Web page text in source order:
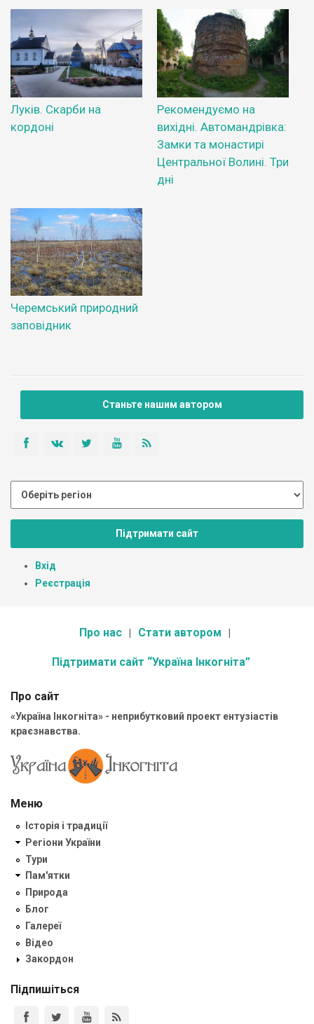
Луків. Скарби на
кордоні
Рекомендуємо на
вихідні. Автомандрівка:
Замки та монастирі
Центральної Волині. Три
дні
Черемський природний
заповідник
Станьте нашим автором
Підтримати сайт
Вхід
Реєстрація
Про нас Стати автором
Підтримати сайт “Україна Інкогніта”
Про сайт
«Україна Інкогніта» - неприбутковий проект ентузіастів
краєзнавства.
Меню
Історія і традиції
Регіони України
Тури
Пам'ятки
Природа
Блог
Галереї
Відео
Закордон
Підпишіться